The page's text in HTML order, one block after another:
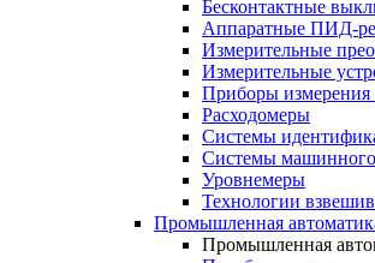
Бесконтактные
Аппаратные ПИД-
Измерительные
Измерительные
Приборы измерения
Расходомеры
Системы
Системы
Уровнемеры
Технологии
Промышленная
Промышленная